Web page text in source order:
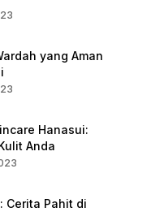
yang Aman
Hanasui:
Anda
Cerita Pahit di